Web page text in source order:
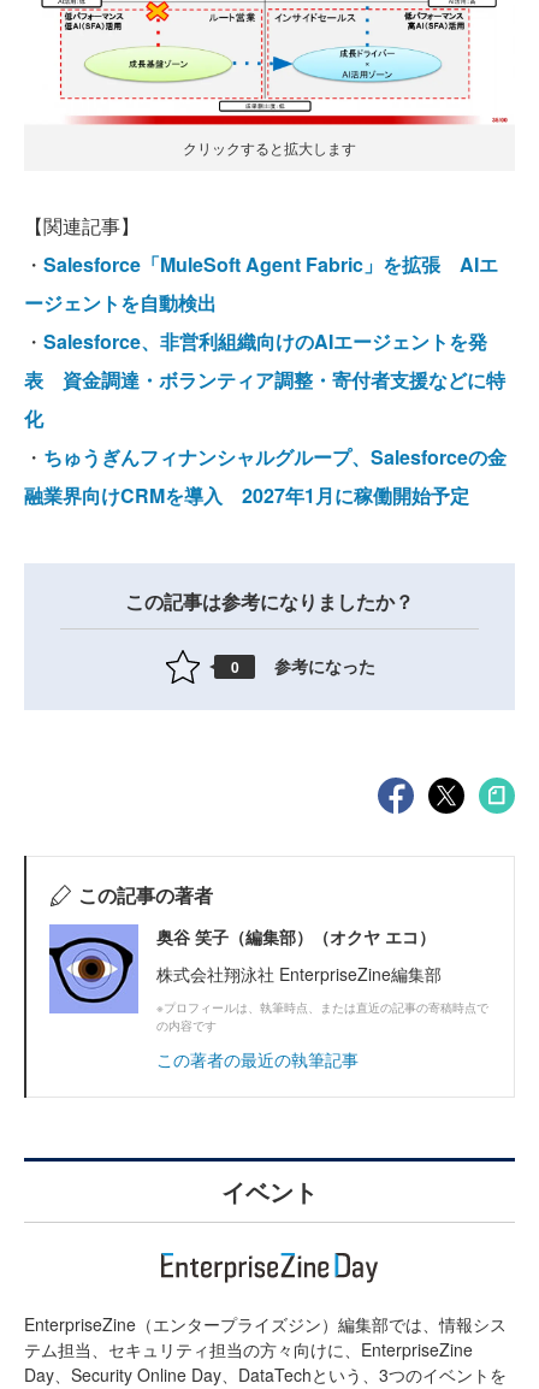
クリックすると拡大します
【関連記事】
・ Salesforce「MuleSoft Agent Fabric」を拡張 AIエ
ージェントを自動検出
・ Salesforce、非営利組織向けのAIエージェントを発
表 資金調達・ボランティア調整・寄付者支援などに特
化
・ ちゅうぎんフィナンシャルグループ、Salesforceの金
融業界向けCRMを導入 2027年1月に稼働開始予定
この記事は参考になりましたか？
0 参考になった
この記事の著者
奥谷 笑子（編集部）（オクヤ エコ）
株式会社翔泳社 EnterpriseZine編集部
※プロフィールは、執筆時点、または直近の記事の寄稿時点で
の内容です
この著者の最近の執筆記事
イベント
EnterpriseZine（エンタープライズジン）編集部では、情報シス
テム担当、セキュリティ担当の方々向けに、EnterpriseZine
Day、Security Online Day、DataTechという、3つのイベントを